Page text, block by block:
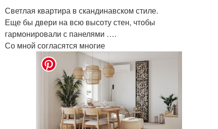
Светлая квартира в скандинавском стиле.
Еще бы двери на всю высоту стен, чтобы
гармонировали с панелями ….
Со мной согласятся многие